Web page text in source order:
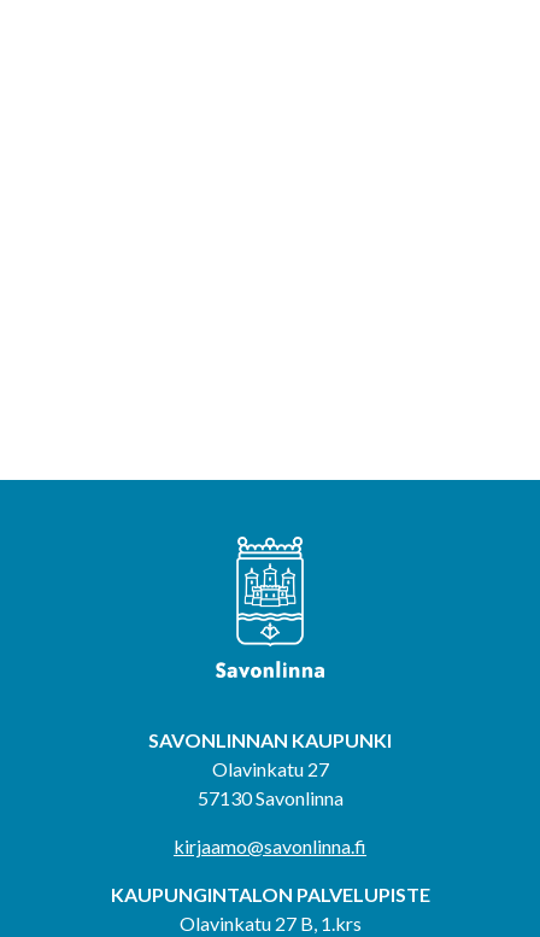
SAVONLINNAN KAUPUNKI
Olavinkatu 27
57130 Savonlinna
kirjaamo@savonlinna.fi
KAUPUNGINTALON PALVELUPISTE
Olavinkatu 27 B, 1.krs